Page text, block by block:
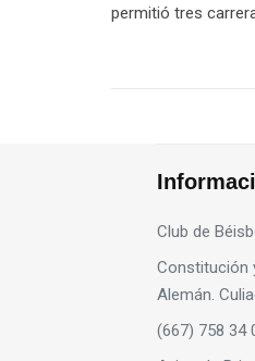
permitió tres
Club de
Constitución
Alemán.
(667) 758 34